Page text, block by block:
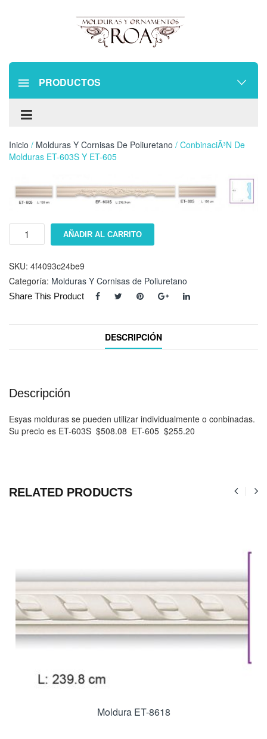
PRODUCTOS
Inicio / Molduras Y Cornisas De Poliuretano / ConbinaciÃ³n De
Molduras ET-603S Y ET-605
ConbinaciÃ³n
ET-
603S
ET-
cantidad
AÑADIR AL CARRITO
SKU: 4f4093c24be9
Categoría: Molduras Y Cornisas de Poliuretano
Share This Product
DESCRIPCIÓN
Descripción
Esyas molduras se pueden utilizar individualmente o conbinadas.
Su precio es ET-603S $508.08 ET-605 $255.20
RELATED PRODUCTS
Moldura ET-8618